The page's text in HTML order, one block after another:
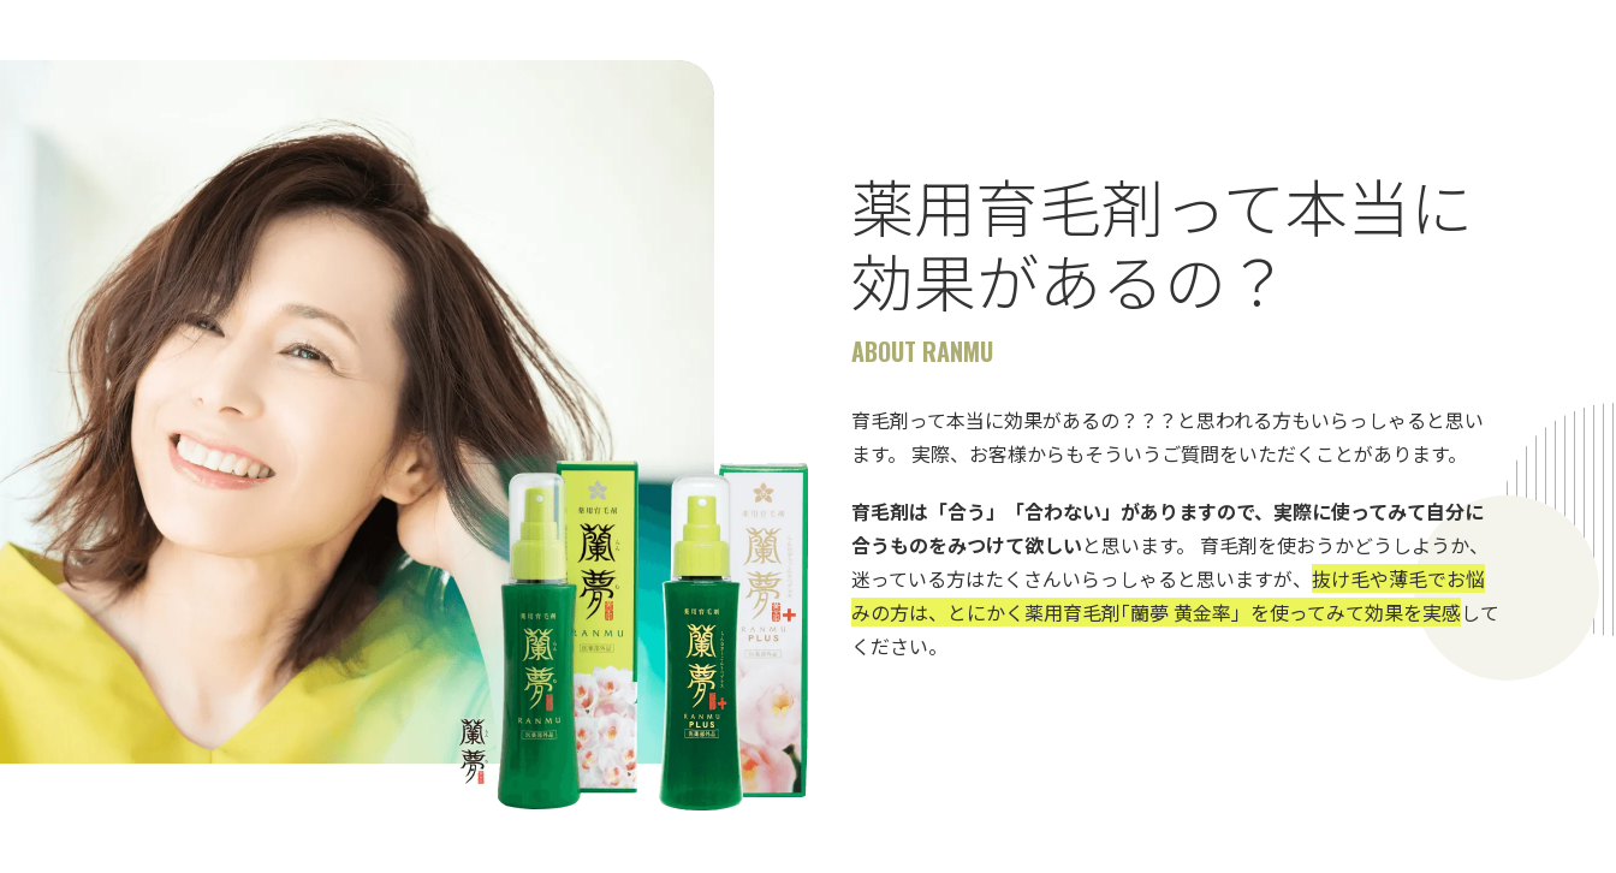
薬用育毛剤って本当に
効果があるの？
ABOUT RANMU
育毛剤って本当に効果があるの？？？と思われる方もいらっしゃると思い
ます。 実際、お客様からもそういうご質問をいただくことがあります。
育毛剤は「合う」「合わない」がありますので、実際に使ってみて自分に
合うものをみつけて欲しいと思います。 育毛剤を使おうかどうしようか、
迷っている方はたくさんいらっしゃると思いますが、 抜け毛や薄毛でお悩
みの方は、とにかく薬用育毛剤｢蘭夢 黄金率」を使ってみて効果を実感して
ください。